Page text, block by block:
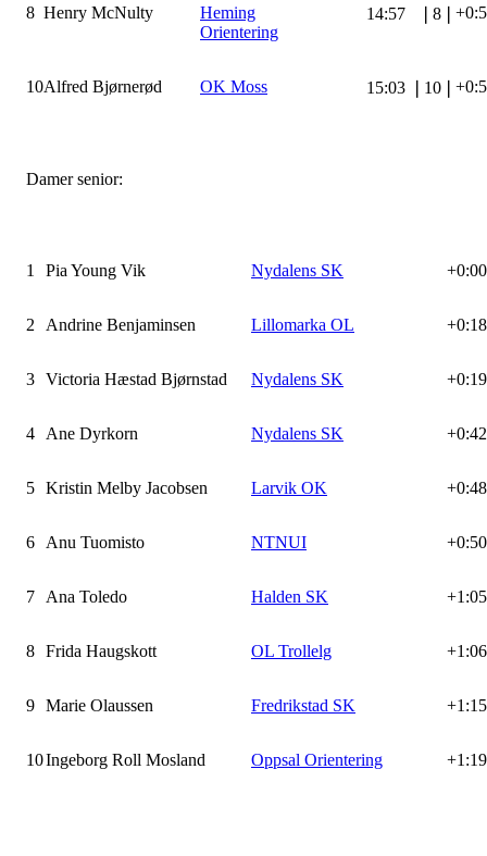
8 Henry McNulty
Heming
Orientering
14:57 8
10Alfred Bjørnerød OK Moss 15:03 10
Damer senior:
1 Pia Young Vik Nydalens SK +0:00
2 Andrine Benjaminsen Lillomarka OL +0:18
3 Victoria Hæstad Bjørnstad Nydalens SK +0:19
4 Ane Dyrkorn Nydalens SK +0:42
5 Kristin Melby Jacobsen Larvik OK +0:48
6 Anu Tuomisto NTNUI +0:50
7 Ana Toledo Halden SK +1:05
8 Frida Haugskott OL Trollelg +1:06
9 Marie Olaussen Fredrikstad SK +1:15
10Ingeborg Roll Mosland Oppsal Orientering +1:19